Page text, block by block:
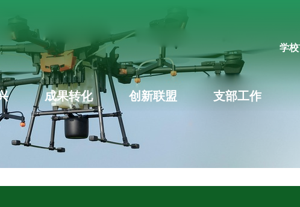
学
成果转化 创新联盟 支部工作